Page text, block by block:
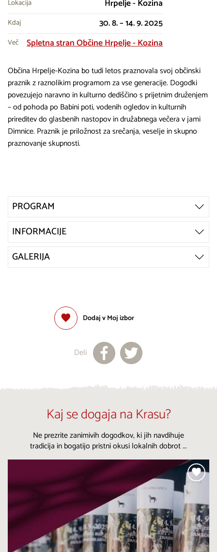
Lokacija Hrpelje - Kozina
Kdaj 30. 8. – 14. 9. 2025
Več Spletna stran Občine Hrpelje - Kozina
Občina Hrpelje-Kozina bo tudi letos praznovala svoj občinski
praznik z raznolikim programom za vse generacije. Dogodki
povezujejo naravno in kulturno dediščino s prijetnim druženjem
– od pohoda po Babini poti, vodenih ogledov in kulturnih
prireditev do glasbenih nastopov in družabnega večera v jami
Dimnice. Praznik je priložnost za srečanja, veselje in skupno
praznovanje skupnosti.
PROGRAM
INFORMACIJE
GALERIJA
Dodaj v Moj izbor
Deli
Kaj se dogaja na Krasu?
Ne prezrite zanimivih dogodkov, ki jih navdihuje
tradicija in bogatijo pristni okusi lokalnih dobrot ...